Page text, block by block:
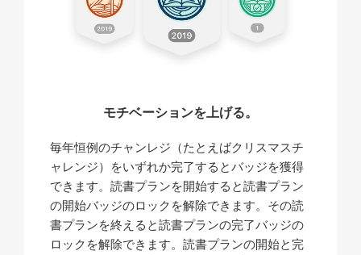
モチベーションを上げる。
毎年恒例のチャンレジ（たとえばクリスマスチ
ャレンジ）をいずれか完了するとバッジを獲得
できます。読書プランを開始すると読書プラン
の開始バッジのロックを解除できます。その読
書プランを終えると読書プランの完了バッジの
ロックを解除できます。読書プランの開始と完